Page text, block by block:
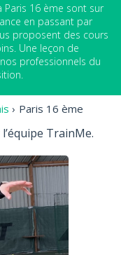
16 ème sont sur
en passant par
proposent des cours
Une leçon de
professionnels du
› Paris 16 ème
TrainMe.